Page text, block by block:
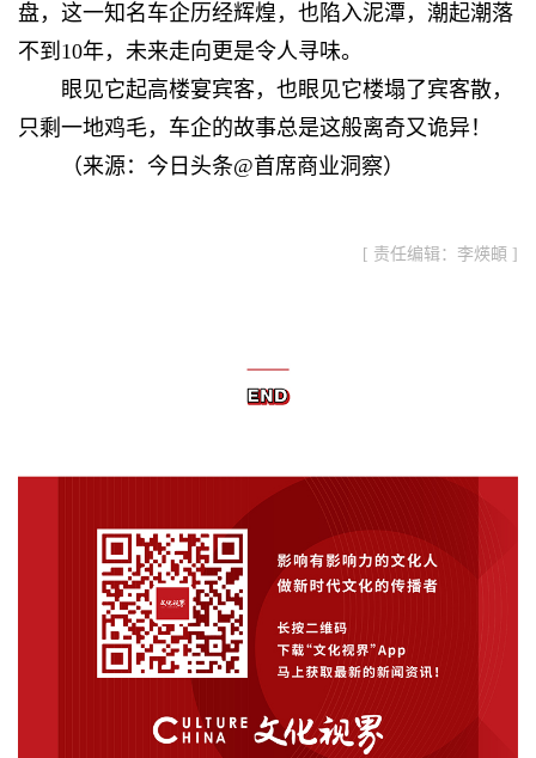
盘，这一知名车企历经辉煌，也陷入泥潭 ， 潮起潮落
不到10年，未来走向更是令人寻味。
眼见它起高楼宴宾客，也眼见它楼塌了宾客散，
只剩一地鸡毛，车企的故事总是这般离奇又诡异！
（来源：今日头条@首席商业洞察）
[ 责任编辑：李煐頔 ]